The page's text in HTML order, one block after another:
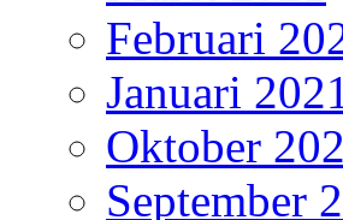
Februari
Januari
Oktober
September